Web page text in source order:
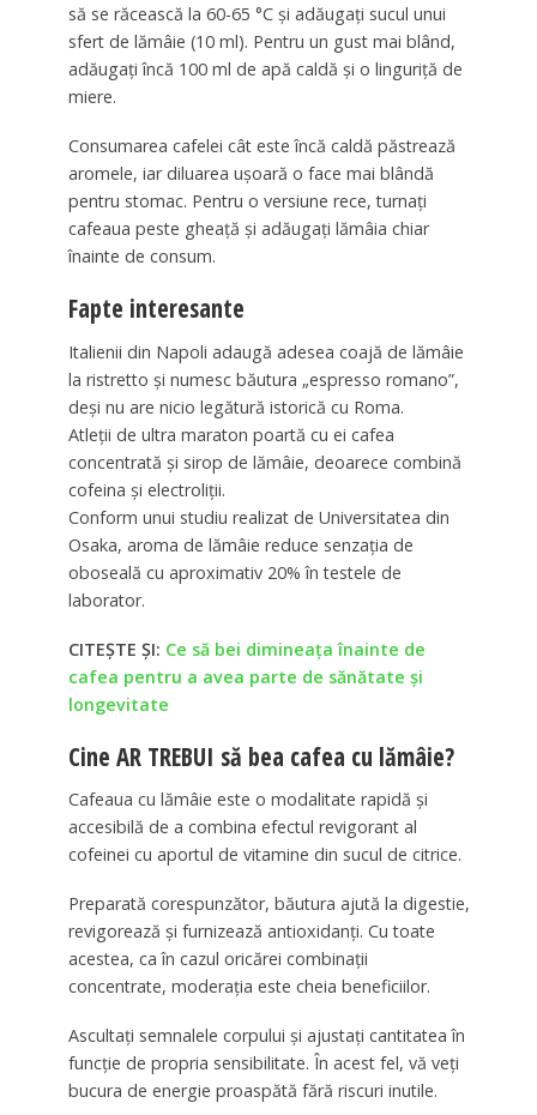
să se răcească la 60-65 °C și adăugați sucul unui
sfert de lămâie (10 ml). Pentru un gust mai blând,
adăugați încă 100 ml de apă caldă și o linguriță de
miere.
Consumarea cafelei cât este încă caldă păstrează
aromele, iar diluarea ușoară o face mai blândă
pentru stomac. Pentru o versiune rece, turnați
cafeaua peste gheață și adăugați lămâia chiar
înainte de consum.
Fapte interesante
Italienii din Napoli adaugă adesea coajă de lămâie
la ristretto și numesc băutura „espresso romano”,
deși nu are nicio legătură istorică cu Roma.
Atleții de ultra maraton poartă cu ei cafea
concentrată și sirop de lămâie, deoarece combină
cofeina și electroliții.
Conform unui studiu realizat de Universitatea din
Osaka, aroma de lămâie reduce senzația de
oboseală cu aproximativ 20% în testele de
laborator.
CITEȘTE ȘI: Ce să bei dimineața înainte de
cafea pentru a avea parte de sănătate și
longevitate
Cine AR TREBUI să bea cafea cu lămâie?
Cafeaua cu lămâie este o modalitate rapidă și
accesibilă de a combina efectul revigorant al
cofeinei cu aportul de vitamine din sucul de citrice.
Preparată corespunzător, băutura ajută la digestie,
revigorează și furnizează antioxidanți. Cu toate
acestea, ca în cazul oricărei combinații
concentrate, moderația este cheia beneficiilor.
Ascultați semnalele corpului și ajustați cantitatea în
funcție de propria sensibilitate. În acest fel, vă veți
bucura de energie proaspătă fără riscuri inutile.